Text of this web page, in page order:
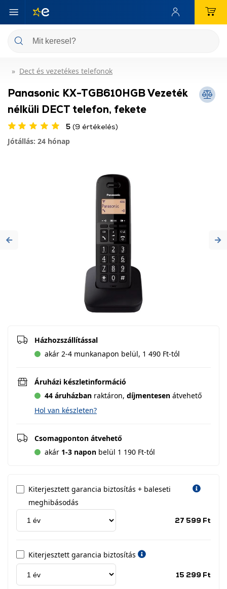
Dect és vezetékes telefonok
Panasonic KX-TGB610HGB Vezeték
nélküli DECT telefon, fekete
5 (9 értékelés)
Jótállás: 24 hónap
Previous
Házhozszállítással
akár 2-4 munkanapon belül, 1 490 Ft-tól
Áruházi készletinformáció
44 áruházban raktáron, díjmentesen átvehető
Hol van készleten?
Csomagponton átvehető
akár 1-3 napon belül 1 190 Ft-tól
Kiterjesztett garancia biztosítás + baleseti
meghibásodás
27 599 Ft
Kiterjesztett garancia biztosítás
15 299 Ft